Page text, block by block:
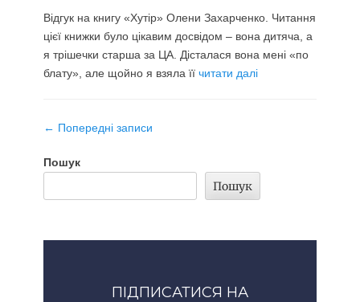
Відгук на книгу «Хутір» Олени Захарченко. Читання
цієї книжки було цікавим досвідом – вона дитяча, а
я трішечки старша за ЦА. Дісталася вона мені «по
блату», але щойно я взяла її читати далі
Навігація
запису
← Попередні записи
Пошук
Пошук
ПІДПИСАТИСЯ НА